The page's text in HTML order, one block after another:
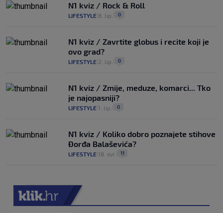
N1 kviz / Rock & Roll
LIFESTYLE 8. lip. 0
N1 kviz / Zavrtite globus i recite koji je
ovo grad?
LIFESTYLE 2. lip. 0
N1 kviz / Zmije, meduze, komarci... Tko
je najopasniji?
LIFESTYLE 1. lip. 0
N1 kviz / Koliko dobro poznajete stihove
Đorđa Balaševića?
LIFESTYLE 18. svi. 11